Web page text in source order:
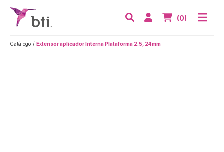
BTI - Human Tecnology
Acceder
Nº de
(0)
Catálogo Extensor aplicador Interna Plataforma 2.5, 24mm